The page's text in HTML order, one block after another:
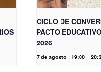
CICLO DE
PACTO
2026
7 de agosto | 19:00 -